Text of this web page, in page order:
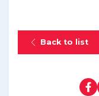
Back to list